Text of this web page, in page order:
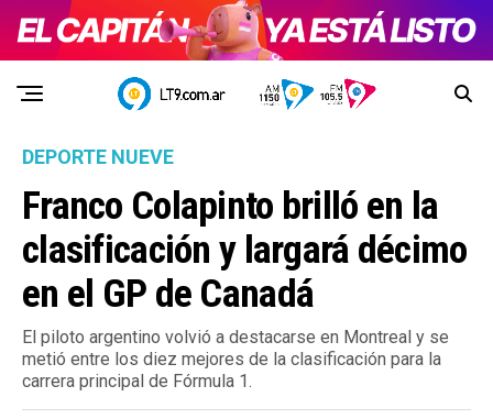
DEPORTE NUEVE
Franco Colapinto brilló en la
clasificación y largará décimo
en el GP de Canadá
El piloto argentino volvió a destacarse en Montreal y se
metió entre los diez mejores de la clasificación para la
carrera principal de Fórmula 1.